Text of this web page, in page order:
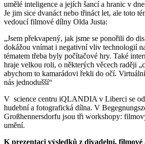
umělé inteligence a jejích šancí a hranic v
Je jim sice dvanáct nebo třináct let, ale toto
vedoucí filmové dílny Olda Justa:
„Jsem překvapený, jak jsme se ponořili do
dokážou vnímat i negativní vliv technologií
tématem třeba byly počítačové hry. Také
hraje velkou roli, o některých věcech raději
abychom to kamarádovi řekli do očí.
nás jednodušší“
V science centru iQLANDIA v Liberci se
hudební a fotografická dílna. V
Großhennersdorfu jsou tři workshopy:
umění.
K prezentaci výsledků z divadelní,